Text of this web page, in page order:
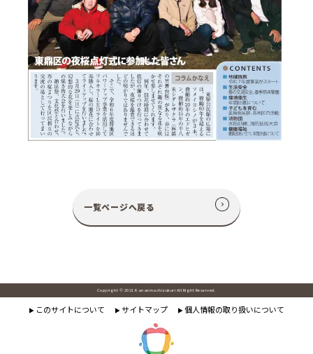
一覧ページへ戻る
Copyright © 2021 Kanaemachizukuri All Right Reserved.
▶ このサイトについて ▶ サイトマップ ▶ 個人情報の取り扱いについて